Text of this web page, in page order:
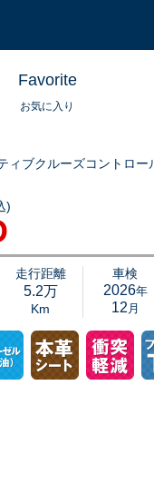
Favorite
お気に入り
ィブクルーズコントロー
入庫しました！パワーシート
数装備されております。是
)
走行距離
5.2万
Km
車検
2026年
12月